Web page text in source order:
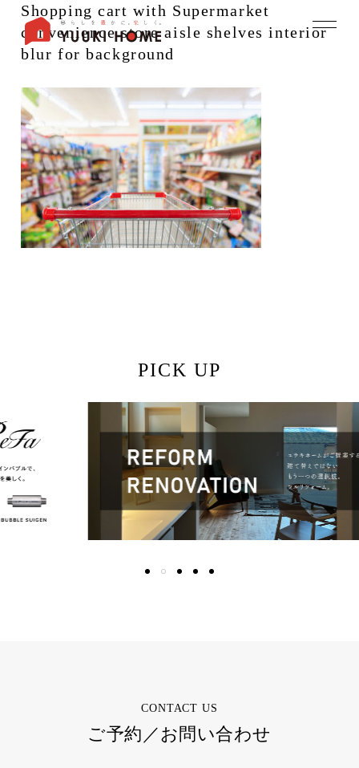
Shopping cart with Supermarket
convenience store aisle shelves interior
blur for background
PICK UP
CONTACT US
ご予約／お問い合わせ